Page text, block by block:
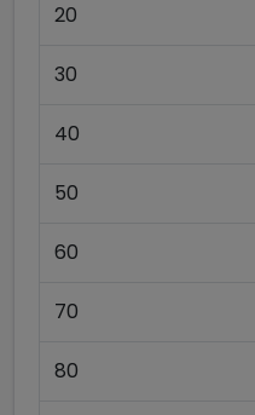
20
30
40
50
60
70
80